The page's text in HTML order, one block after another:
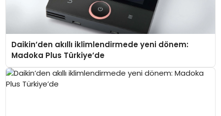
Daikin’den akıllı iklimlendirmede yeni dönem:
Madoka Plus Türkiye’de